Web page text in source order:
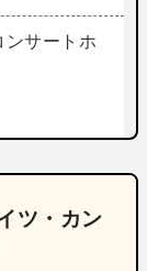
ンサートホ
ツ・カン